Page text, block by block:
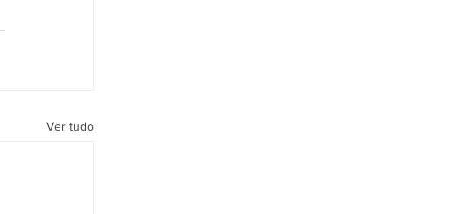
Ver tudo